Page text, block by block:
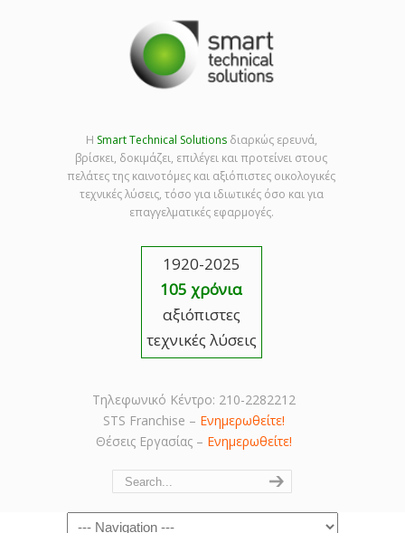
Η Smart Technical Solutionsδιαρκώς ερευνά,
βρίσκει, δοκιμάζει, επιλέγει και προτείνει στους
πελάτες της καινοτόμες και αξιόπιστες οικολογικές
τεχνικές λύσεις, τόσο για ιδιωτικές όσο και για
επαγγελματικές εφαρμογές.
1920-2025
105 χρόνια
αξιόπιστες
τεχνικές λύσεις
Τηλεφωνικό Κέντρο: 210-2282212
STS Franchise – Ενημερωθείτε!
Θέσεις Εργασίας – Ενημερωθείτε!
Navigation